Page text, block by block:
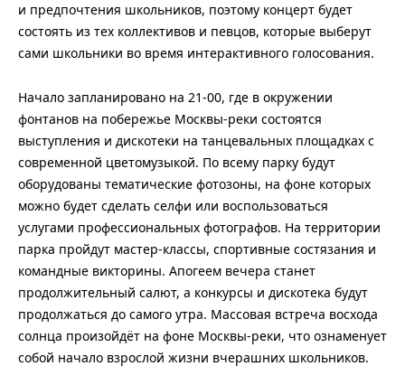
и предпочтения школьников, поэтому концерт будет
состоять из тех коллективов и певцов, которые выберут
сами школьники во время интерактивного голосования.
Начало запланировано на 21-00, где в окружении
фонтанов на побережье Москвы-реки состоятся
выступления и дискотеки на танцевальных площадках с
современной цветомузыкой. По всему парку будут
оборудованы тематические фотозоны, на фоне которых
можно будет сделать селфи или воспользоваться
услугами профессиональных фотографов. На территории
парка пройдут мастер-классы, спортивные состязания и
командные викторины. Апогеем вечера станет
продолжительный салют, а конкурсы и дискотека будут
продолжаться до самого утра. Массовая встреча восхода
солнца произойдёт на фоне Москвы-реки, что ознаменует
собой начало взрослой жизни вчерашних школьников.